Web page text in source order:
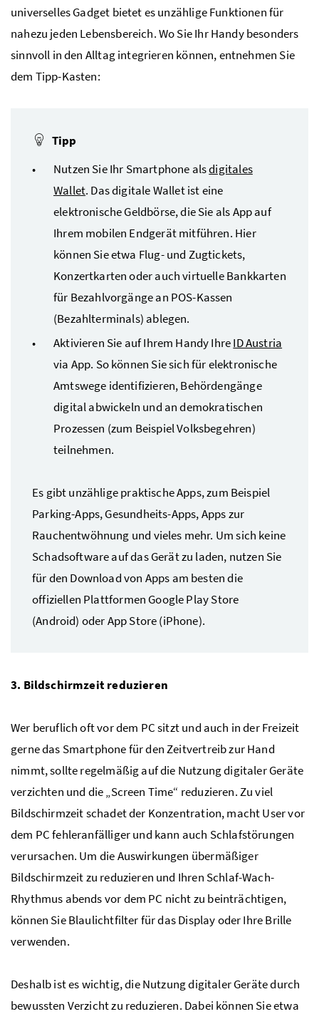
universelles Gadget bietet es unzählige Funktionen für
nahezu jeden Lebensbereich. Wo Sie Ihr Handy besonders
sinnvoll in den Alltag integrieren können, entnehmen Sie
dem Tipp-Kasten:
Tipp
Nutzen Sie Ihr Smartphone alsdigitales
Wallet. Das digitale Wallet ist eine
elektronische Geldbörse, die Sie als App auf
Ihrem mobilen Endgerät mitführen. Hier
können Sie etwa Flug- und Zugtickets,
Konzertkarten oder auch virtuelle Bankkarten
für Bezahlvorgänge an POS-Kassen
(Bezahlterminals) ablegen.
Aktivieren Sie auf Ihrem Handy IhreID Austria
via App. So können Sie sich für elektronische
Amtswege identifizieren, Behördengänge
digital abwickeln und an demokratischen
Prozessen (zum Beispiel Volksbegehren)
teilnehmen.
Es gibt unzählige praktische Apps, zum Beispiel
Parking-Apps, Gesundheits-Apps, Apps zur
Rauchentwöhnung und vieles mehr. Um sich keine
Schadsoftware auf das Gerät zu laden, nutzen Sie
für den Download von Apps am besten die
offiziellen Plattformen Google Play Store
(Android) oder App Store (iPhone).
3. Bildschirmzeit reduzieren
Wer beruflich oft vor dem PC sitzt und auch in der Freizeit
gerne das Smartphone für den Zeitvertreib zur Hand
nimmt, sollte regelmäßig auf die Nutzung digitaler Geräte
verzichten und die „Screen Time“ reduzieren. Zu viel
Bildschirmzeit schadet der Konzentration, macht User vor
dem PC fehleranfälliger und kann auch Schlafstörungen
verursachen. Um die Auswirkungen übermäßiger
Bildschirmzeit zu reduzieren und Ihren Schlaf-Wach-
Rhythmus abends vor dem PC nicht zu beinträchtigen,
können Sie Blaulichtfilter für das Display oder Ihre Brille
verwenden.
Deshalb ist es wichtig, die Nutzung digitaler Geräte durch
bewussten Verzicht zu reduzieren. Dabei können Sie etwa